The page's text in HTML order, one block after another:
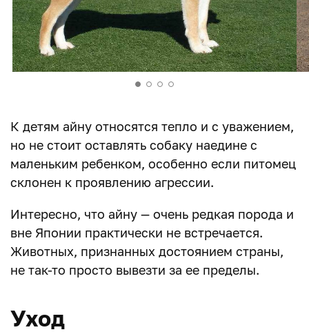
К детям айну относятся тепло и с уважением,
но не стоит оставлять собаку наедине с
маленьким ребенком, особенно если питомец
склонен к проявлению агрессии.
Интересно, что айну — очень редкая порода и
вне Японии практически не встречается.
Животных, признанных достоянием страны,
не так-то просто вывезти за ее пределы.
Уход